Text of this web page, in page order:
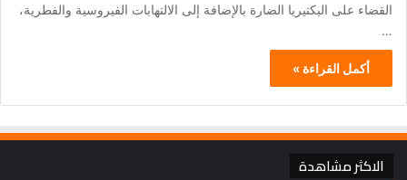
القضاء على البكتيريا الضارة بالإضافة إلى الالتهابات الفيروسية والفطرية،
…
أكمل القراءة »
الاكثر مشاهدة